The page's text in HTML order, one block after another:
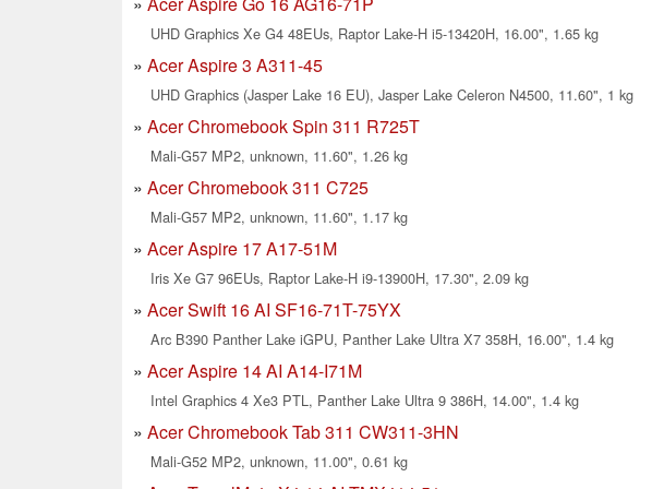
UHD Graphics Xe G4 48EUs, Raptor Lake-H i5-13420H, 16.00", 1.65 kg
Acer Aspire 3 A311-45
UHD Graphics (Jasper Lake 16 EU), Jasper Lake Celeron N4500, 11.60", 1 kg
Acer Chromebook Spin 311 R725T
Mali-G57 MP2, unknown, 11.60", 1.26 kg
Acer Chromebook 311 C725
Mali-G57 MP2, unknown, 11.60", 1.17 kg
Acer Aspire 17 A17-51M
Iris Xe G7 96EUs, Raptor Lake-H i9-13900H, 17.30", 2.09 kg
Acer Swift 16 AI SF16-71T-75YX
Arc B390 Panther Lake iGPU, Panther Lake Ultra X7 358H, 16.00", 1.4 kg
Acer Aspire 14 AI A14-I71M
Intel Graphics 4 Xe3 PTL, Panther Lake Ultra 9 386H, 14.00", 1.4 kg
Acer Chromebook Tab 311 CW311-3HN
Mali-G52 MP2, unknown, 11.00", 0.61 kg